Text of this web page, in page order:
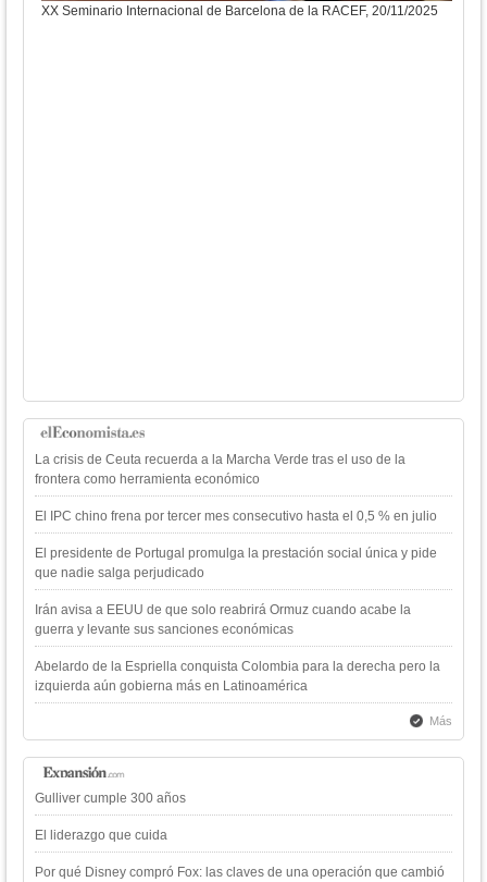
XX Seminario Internacional de Barcelona de la RACEF, 20/11/2025
La crisis de Ceuta recuerda a la Marcha Verde tras el uso de la
frontera como herramienta económico
El IPC chino frena por tercer mes consecutivo hasta el 0,5 % en julio
El presidente de Portugal promulga la prestación social única y pide
que nadie salga perjudicado
Irán avisa a EEUU de que solo reabrirá Ormuz cuando acabe la
guerra y levante sus sanciones económicas
Abelardo de la Espriella conquista Colombia para la derecha pero la
izquierda aún gobierna más en Latinoamérica
Más
Gulliver cumple 300 años
El liderazgo que cuida
Por qué Disney compró Fox: las claves de una operación que cambió